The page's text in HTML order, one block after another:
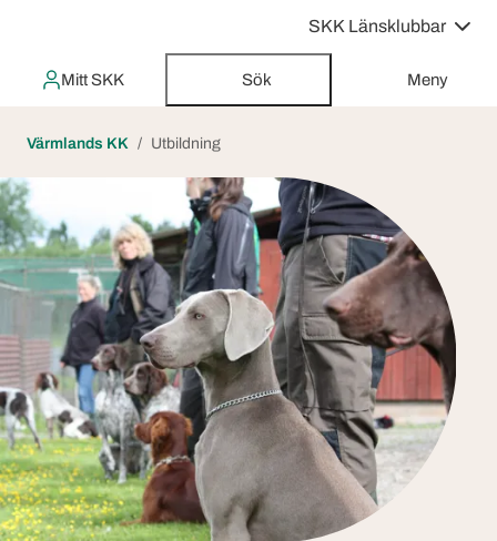
SKK Länsklubbar
Mitt SKK Sök Meny
Värmlands KK Utbildning